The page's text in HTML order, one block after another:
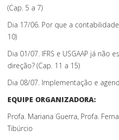
(Cap. 5 a 7)
Dia 17/06. Por que a
10)
Dia 01/07. IFRS e USGAAP já não
direção? (Cap. 11 a 15)
Dia 08/07. Implementação e
EQUIPE ORGANIZADORA:
Profa. Mariana Guerra, Profa.
Tibúrcio